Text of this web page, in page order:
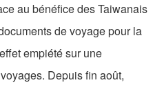
au bénéfice des Taiwanais
de voyage pour la
empiété sur une
Depuis fin août,